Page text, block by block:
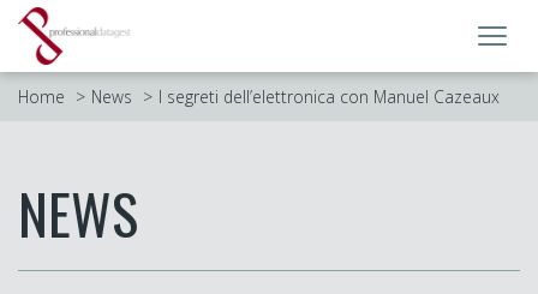
Home News I segreti dell’elettronica con Manuel Cazeaux
NEWS